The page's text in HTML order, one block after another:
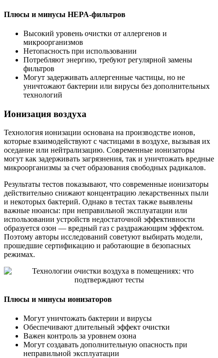
Плюсы и минусы HEPA-фильтров
Высокий уровень очистки от аллергенов и
микроорганизмов
Нетопасность при использовании
Потребляют энергию, требуют регулярной замены
фильтров
Могут задерживать аллергенные частицы, но не
уничтожают бактерии или вирусы без дополнительных
технологий
Ионизация воздуха
Технология ионизации основана на производстве ионов,
которые взаимодействуют с частицами в воздухе, вызывая их
оседание или нейтрализацию. Современные ионизаторы
могут как задерживать загрязнения, так и уничтожать вредные
микроорганизмы за счет образования свободных радикалов.
Результаты тестов показывают, что современные ионизаторы
действительно снижают концентрацию лекарственных пыли
и некоторых бактерий. Однако в тестах также выявлены
важные нюансы: при неправильной эксплуатации или
использовании устройств недостаточной эффективности
образуется озон — вредный газ с раздражающим эффектом.
Поэтому авторы исследований советуют выбирать модели,
прошедшие сертификацию и работающие в безопасных
режимах.
Плюсы и минусы ионизаторов
Могут уничтожать бактерии и вирусы
Обеспечивают длительный эффект очистки
Важен контроль за уровнем озона
Могут создавать дополнительную опасность при
неправильной эксплуатации